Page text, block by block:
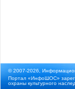
© 2007-2026,
Портал «ИнфоШОС»
охраны культурного